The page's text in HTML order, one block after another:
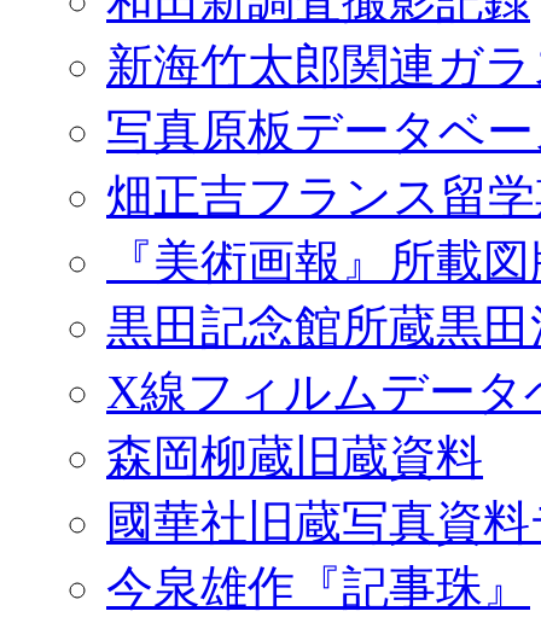
新海竹太郎関連ガ
写真原板データベ
畑正吉フランス留
『美術画報』所載
黒田記念館所蔵黒
X線フィルムデータ
森岡柳蔵旧蔵資料
國華社旧蔵写真資
今泉雄作『記事珠』